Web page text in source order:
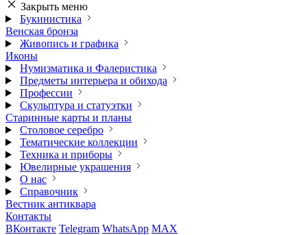
Закрыть меню
Букинистика
Венская бронза
Живопись и графика
Иконы
Нумизматика и Фалеристика
Предметы интерьера и обихода
Профессии
Скульптура и статуэтки
Старинные карты и планы
Столовое серебро
Тематические коллекции
Техника и приборы
Ювелирные украшения
О нас
Справочник
Вестник антиквара
Контакты
ВКонтакте Telegram WhatsApp MAX